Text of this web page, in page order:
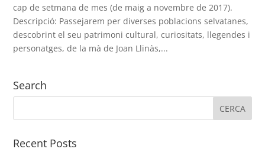
cap de setmana de mes (de maig a novembre de 2017).
Descripció: Passejarem per diverses poblacions selvatanes,
descobrint el seu patrimoni cultural, curiositats, llegendes i
personatges, de la mà de Joan Llinàs,...
Search
Recent Posts